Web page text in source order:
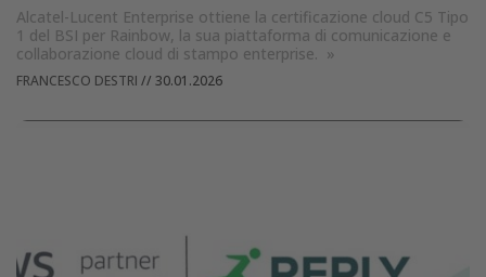
Alcatel-Lucent Enterprise ottiene la certificazione cloud C5 Tipo
1 del BSI per Rainbow, la sua piattaforma di comunicazione e
collaborazione cloud di stampo enterprise. »
FRANCESCO DESTRI // 30.01.2026